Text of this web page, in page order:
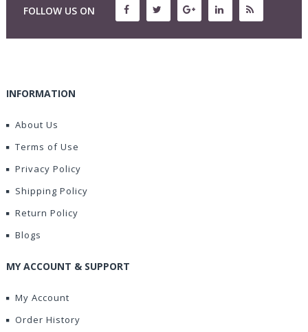
FOLLOW US ON
INFORMATION
About Us
Terms of Use
Privacy Policy
Shipping Policy
Return Policy
Blogs
MY ACCOUNT & SUPPORT
My Account
Order History